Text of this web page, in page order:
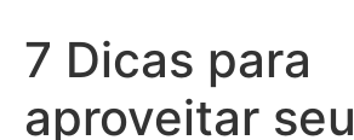
7 Dicas para
aproveitar seu